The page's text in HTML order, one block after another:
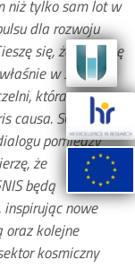
niż tylko sam lot w
dla rozwoju
się, że rocznicę
w Szkole
która
SGH
pomiędzy
że
będą
nowe
oraz kolejne
kosmiczny